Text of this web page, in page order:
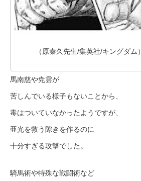
（原秦久先生/集英社/キングダム）
馬南慈や尭雲が
苦しんでいる様子もないことから、
毒はついていなかったようですが、
亜光を救う隙きを作るのに
十分すぎる攻撃でした。
騎馬術や特殊な戦闘術など